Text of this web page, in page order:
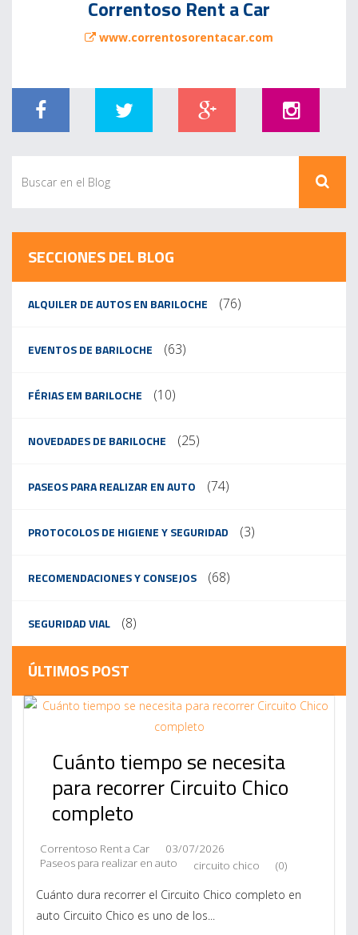
Correntoso Rent a Car
www.correntosorentacar.com
SECCIONES DEL BLOG
ALQUILER DE AUTOS EN BARILOCHE (76)
EVENTOS DE BARILOCHE (63)
FÉRIAS EM BARILOCHE (10)
NOVEDADES DE BARILOCHE (25)
PASEOS PARA REALIZAR EN AUTO (74)
PROTOCOLOS DE HIGIENE Y SEGURIDAD (3)
RECOMENDACIONES Y CONSEJOS (68)
SEGURIDAD VIAL (8)
ÚLTIMOS POST
Cuánto tiempo se necesita
para recorrer Circuito Chico
completo
Correntoso Rent a Car
03/07/2026
Paseos para realizar en auto
circuito chico (0)
Cuánto dura recorrer el Circuito Chico completo en
auto Circuito Chico es uno de los...